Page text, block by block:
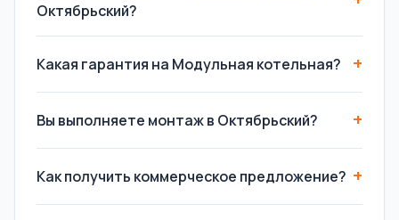
Октябрьский?
Какая гарантия на Модульная котельная?
Вы выполняете монтаж в Октябрьский?
Как получить коммерческое предложение?